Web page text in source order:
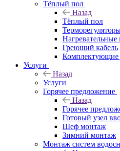
Тёплый пол
Назад
Тёплый пол
Нагревательные
Греющий кабель
Комплектующие
Услуги
Назад
Услуги
Горячее предложение
Назад
Горячее
Готовый узел
Шеф монтаж
Зимний монтаж
Монтаж систем